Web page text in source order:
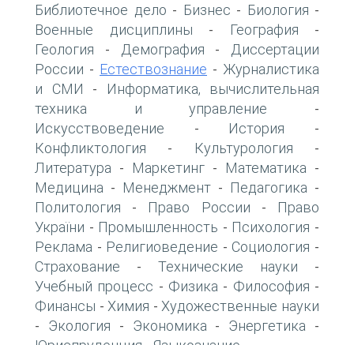
Библиотечное дело - Бизнес - Биология -
Военные дисциплины - География -
Геология - Демография -
Диссертации
России - Естествознание - Журналистика
и СМИ -
Информатика, вычислительная
техника и управление -
Искусствоведение - История -
Конфликтология - Культурология -
Литература - Маркетинг - Математика -
Медицина - Менеджмент - Педагогика -
Политология - Право России -
Право
України - Промышленность - Психология -
Реклама - Религиоведение - Социология -
Страхование - Технические науки -
Учебный процесс - Физика - Философия -
Финансы - Химия - Художественные науки
- Экология - Экономика - Энергетика -